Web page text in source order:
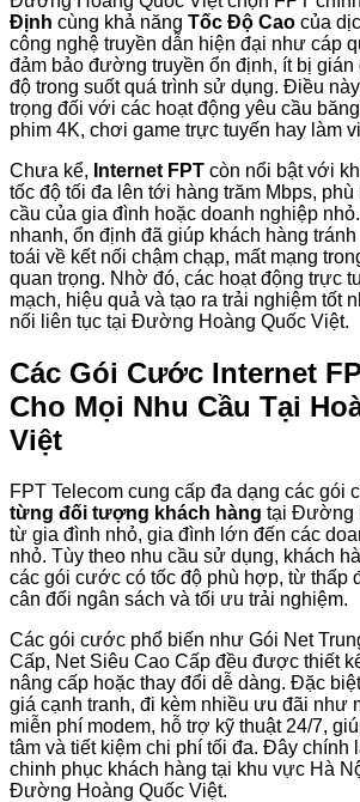
Định cùng khả năng Tốc Độ Cao của
công nghệ truyền dẫn hiện đại như cáp
đảm bảo đường truyền ổn định, ít bị gián
độ trong suốt quá trình sử dụng. Điều
trọng đối với các hoạt động yêu cầu
phim 4K, chơi game trực tuyến hay làm
Chưa kể, Internet FPT còn nổi bật với
tốc độ tối đa lên tới hàng trăm Mbps,
cầu của gia đình hoặc doanh nghiệp
nhanh, ổn định đã giúp khách hàng
toái về kết nối chậm chạp, mất mạng
quan trọng. Nhờ đó, các hoạt động trực
mạch, hiệu quả và tạo ra trải nghiệm tốt
nối liên tục tại Đường Hoàng Quốc Việt.
Các Gói Cước Internet
Cho Mọi Nhu Cầu Tại
Việt
FPT Telecom cung cấp đa dạng các gói
từng đối tượng khách hàng tại Đường
từ gia đình nhỏ, gia đình lớn đến các
nhỏ. Tùy theo nhu cầu sử dụng, khách
các gói cước có tốc độ phù hợp, từ thấp
cân đối ngân sách và tối ưu trải nghiệm.
Các gói cước phổ biến như Gói Net
Cấp, Net Siêu Cao Cấp đều được thiết
nâng cấp hoặc thay đổi dễ dàng. Đặc
giá cạnh tranh, đi kèm nhiều ưu đãi như
miễn phí modem, hỗ trợ kỹ thuật 24/7,
tâm và tiết kiệm chi phí tối đa. Đây chính
chinh phục khách hàng tại khu vực Hà
Đường Hoàng Quốc Việt.